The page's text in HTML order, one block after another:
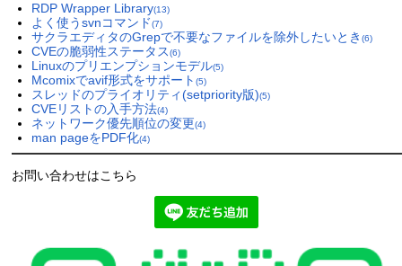
RDP Wrapper Library(13)
よく使うsvnコマンド(7)
サクラエディタのGrepで不要なファイルを除外したいとき (6)
CVEの脆弱性ステータス(6)
Linuxのプリエンプションモデル(5)
Mcomixでavif形式をサポート (5)
スレッドのプライオリティ(setpriority版)(5)
CVEリストの入手方法(4)
ネットワーク優先順位の変更(4)
man pageをPDF化(4)
お問い合わせはこちら